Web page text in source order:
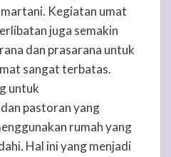
Kegiatan umat
juga semakin
dan prasarana untuk
sangat terbatas.
untuk
pastoran yang
rumah yang
Hal ini yang menjadi